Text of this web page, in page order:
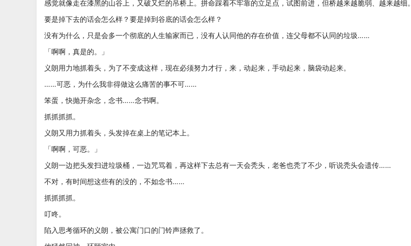
感觉就像走在漆黑的山谷上，又破又烂的吊桥上。拼命踩着不牢靠的立足点，试图前进，但桥越来越脆弱、越来越细。
要是掉下去的话会怎么样？要是掉到谷底的话会怎么样？
没有为什么，只是会多一个彻底的人生输家而已，没有人认同他的存在价值，连父母都不认同的垃圾……
「啊啊，真是的。」
义朗用力地抓着头，为了不变成这样，现在必须努力才行，来，动起来，手动起来，脑袋动起来。
……可恶，为什么我非得做这么痛苦的事不可……
笨蛋，快抛开杂念，念书……念书啊。
抓抓抓抓。
义朗又用力抓着头，头发掉在桌上的笔记本上。
「啊啊，可恶。」
义朗一边把头发扫进垃圾桶，一边咒骂着，再这样下去总有一天会秃头，老爸也秃了不少，听说秃头会遗传……
不对，有时间想这些有的没的，不如念书……
抓抓抓抓。
叮咚。
陷入思考循环的义朗，被公寓门口的门铃声拯救了。